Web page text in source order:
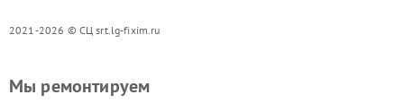
2021-2026 © СЦ srt.lg-fixim.ru
Мы ремонтируем